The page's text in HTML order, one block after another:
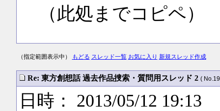
（此処までコピペ）
（指定範囲表示中） もどる スレッド一覧 お気に入り 新規スレッド作成
Re: 東方創想話 過去作品捜索・質問用スレッド 2 (
日時： 2013/05/12 19:13